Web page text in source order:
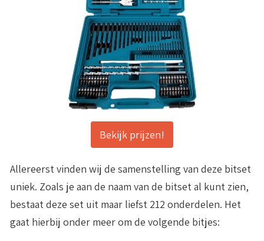
Bekijk prijzen!
Allereerst vinden wij de samenstelling van deze bitset
uniek. Zoals je aan de naam van de bitset al kunt zien,
bestaat deze set uit maar liefst 212 onderdelen. Het
gaat hierbij onder meer om de volgende bitjes: